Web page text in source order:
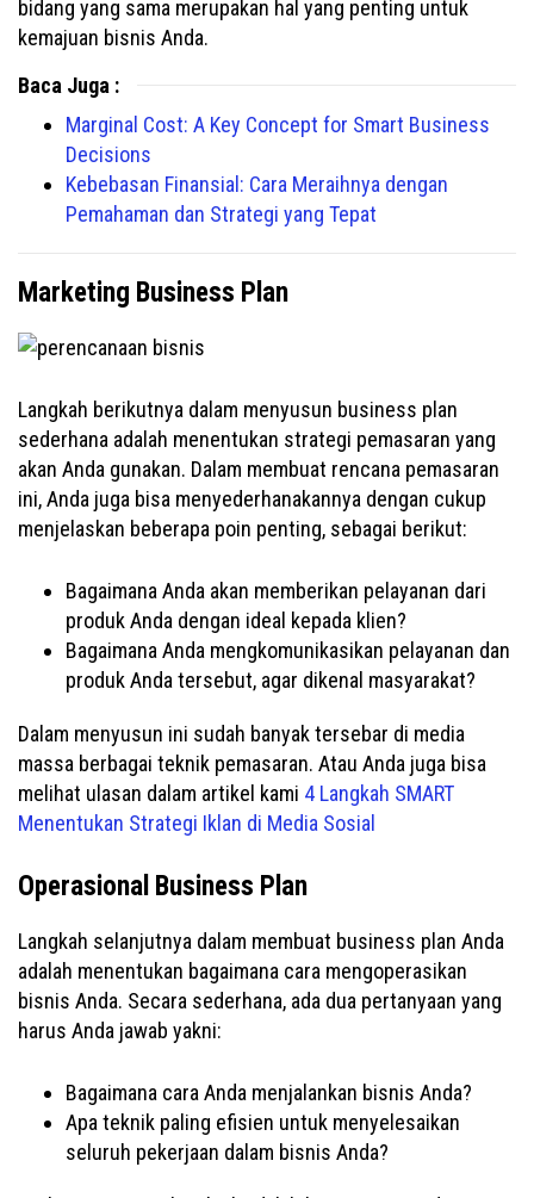
bidang yang sama merupakan hal yang penting untuk
kemajuan bisnis Anda.
Baca Juga :
Marginal Cost: A Key Concept for Smart Business
Decisions
Kebebasan Finansial: Cara Meraihnya dengan
Pemahaman dan Strategi yang Tepat
Marketing Business Plan
Langkah berikutnya dalam menyusun business plan
sederhana adalah menentukan strategi pemasaran yang
akan Anda gunakan. Dalam membuat rencana pemasaran
ini, Anda juga bisa menyederhanakannya dengan cukup
menjelaskan beberapa poin penting, sebagai berikut:
Bagaimana Anda akan memberikan pelayanan dari
produk Anda dengan ideal kepada klien?
Bagaimana Anda mengkomunikasikan pelayanan dan
produk Anda tersebut, agar dikenal masyarakat?
Dalam menyusun ini sudah banyak tersebar di media
massa berbagai teknik pemasaran. Atau Anda juga bisa
melihat ulasan dalam artikel kami 4 Langkah SMART
Menentukan Strategi Iklan di Media Sosial
Operasional Business Plan
Langkah selanjutnya dalam membuat business plan Anda
adalah menentukan bagaimana cara mengoperasikan
bisnis Anda. Secara sederhana, ada dua pertanyaan yang
harus Anda jawab yakni:
Bagaimana cara Anda menjalankan bisnis Anda?
Apa teknik paling efisien untuk menyelesaikan
seluruh pekerjaan dalam bisnis Anda?